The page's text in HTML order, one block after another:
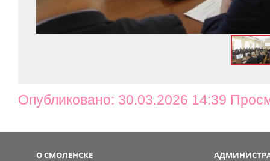
Опубликовано: 30.03.2026 14:39
О СМОЛЕНСКЕ